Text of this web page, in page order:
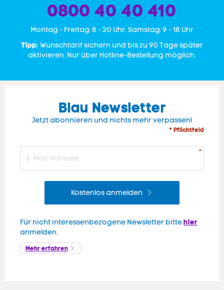
0800 40 40 410
Mon­tag - Freitag: 8 - 20 Uhr. Samstag: 9 - 18 Uhr
Tipp: Wunschtarif sichern und bis zu 90 Tage später
aktivieren. Nur über Hotline-Bestellung möglich.
Blau Newsletter
Jetzt abonnieren und nichts mehr verpassen!
* Pflichtfeld
Kostenlos anmelden
Für nicht interessenbezogene Newsletter bittehier
anmelden.
Mehr erfahren